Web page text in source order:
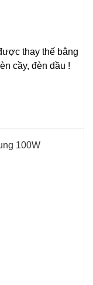
thay thế bằng
cầy, đèn dầu !